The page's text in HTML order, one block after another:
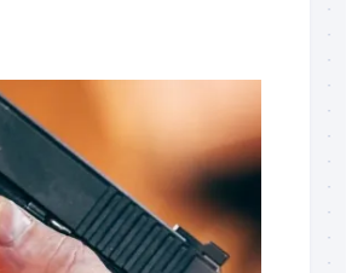
Tiger
Momento
del
Combatiente
Lectura
CQB